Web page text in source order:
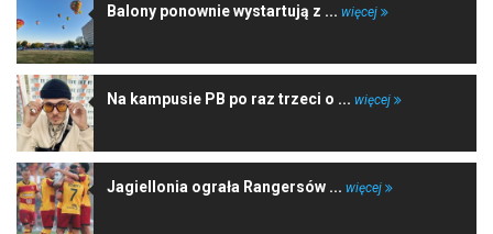
Balony ponownie wystartują z ... więcej
Na kampusie PB po raz trzeci o ... więcej
Jagiellonia ograła Rangersów ... więcej